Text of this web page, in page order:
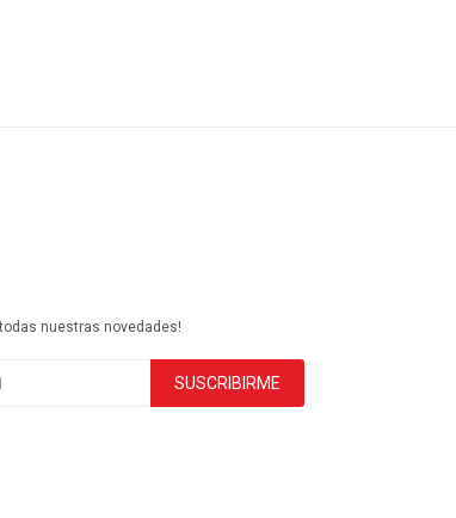
nuestras novedades!
SUSCRIBIRME